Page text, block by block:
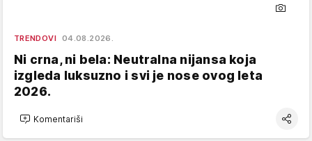
TRENDOVI 04.08.2026.
Ni crna, ni bela: Neutralna nijansa koja
izgleda luksuzno i svi je nose ovog leta
2026.
Komentariši